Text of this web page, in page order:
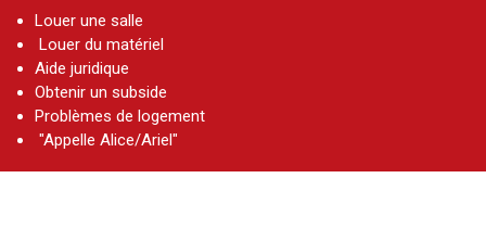
Louer une salle
Louer du matériel
Aide juridique
Obtenir un subside
Problèmes de logement
"Appelle Alice/Ariel"